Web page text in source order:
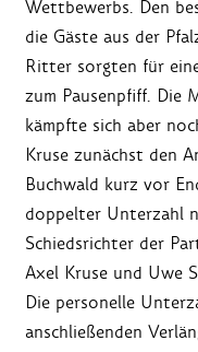
Wettbewerbs. Den
die Gäste aus der
Ritter sorgten für
zum Pausenpfiff. Die
kämpfte sich aber
Kruse zunächst den
Buchwald kurz vor
doppelter Unterzahl
Schiedsrichter der
Axel Kruse und Uwe
Die personelle
anschließenden